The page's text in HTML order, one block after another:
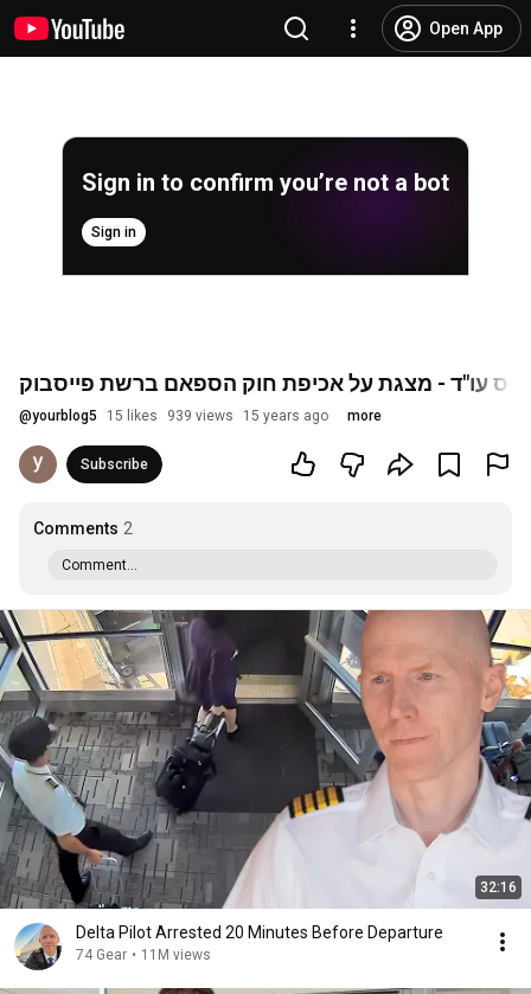
Open App
Sign in to confirm you’re not a bot
Sign in
עו"ד - מצגת על אכיפת חוק הספאם ברשת פייסבוק
@yourblog5 15 likes 939 views 15 years ago more
Subscribe
Comments 2
Comment...
32:16
Delta Pilot Arrested 20 Minutes Before Departure
74 Gear • 11M views